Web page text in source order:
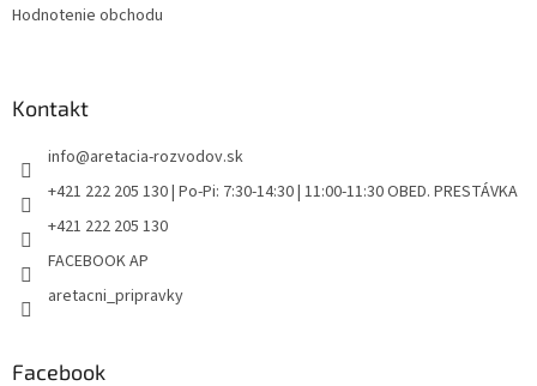
Hodnotenie obchodu
Kontakt
info@aretacia-rozvodov.sk
+421 222 205 130 | Po-Pi: 7:30-14:30 | 11:00-11:30 OBED. PRESTÁVKA
+421 222 205 130
FACEBOOK AP
aretacni_pripravky
Facebook